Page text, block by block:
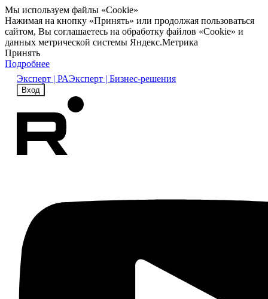
Мы используем файлы «Cookie»
Нажимая на кнопку «Принять» или продолжая пользоваться
сайтом, Вы соглашаетесь на обработку файлов «Cookie» и
данных метрической системы Яндекс.Метрика
Принять
Подробнее
Эксперт | РАЭксперт | Бизнес-решения
Вход